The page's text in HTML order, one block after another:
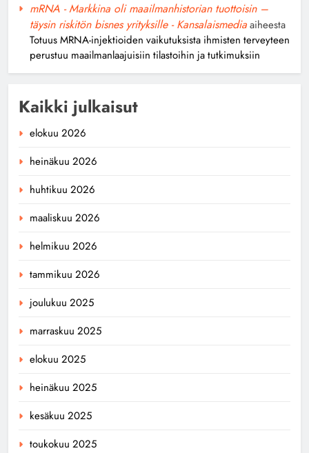
mRNA - Markkina oli maailmanhistorian tuottoisin –
täysin riskitön bisnes yrityksille - Kansalaismediaaiheesta
Totuus MRNA-injektioiden vaikutuksista ihmisten terveyteen
perustuu maailmanlaajuisiin tilastoihin ja tutkimuksiin
Kaikki julkaisut
elokuu 2026
heinäkuu 2026
huhtikuu 2026
maaliskuu 2026
helmikuu 2026
tammikuu 2026
joulukuu 2025
marraskuu 2025
elokuu 2025
heinäkuu 2025
kesäkuu 2025
toukokuu 2025